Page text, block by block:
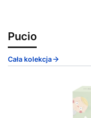
Pucio
Cała kolekcja